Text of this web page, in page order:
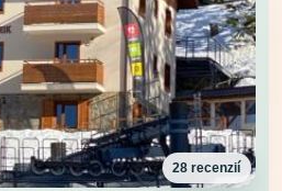
28 recenzií